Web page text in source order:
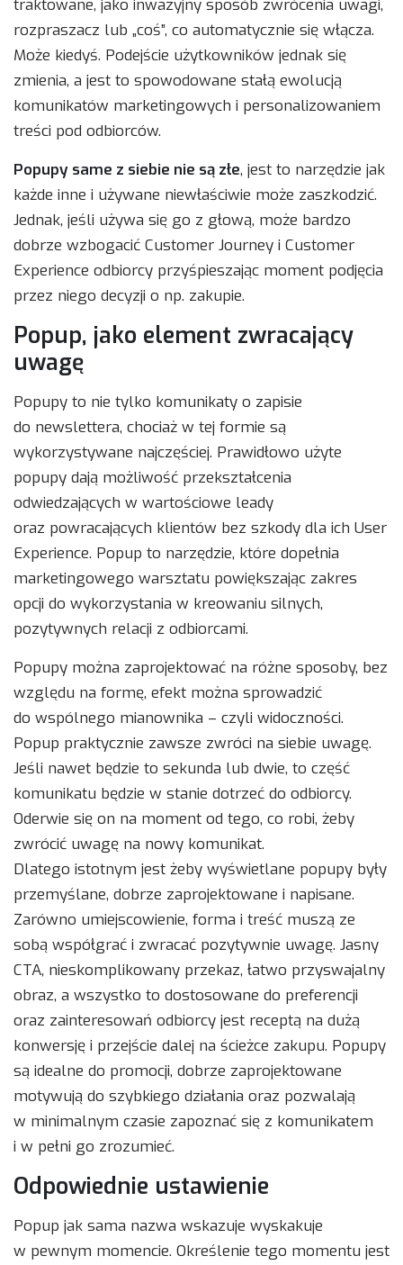
traktowane, jako inwazyjny sposób zwrócenia uwagi,
rozpraszacz lub „coś”, co automatycznie się włącza.
Może kiedyś. Podejście użytkowników jednak się
zmienia, a jest to spowodowane stałą ewolucją
komunikatów marketingowych i personalizowaniem
treści pod odbiorców.
Popupy same z siebie nie są złe, jest to narzędzie jak
każde inne i używane niewłaściwie może zaszkodzić.
Jednak, jeśli używa się go z głową, może bardzo
dobrze wzbogacić Customer Journey i Customer
Experience odbiorcy przyśpieszając moment podjęcia
przez niego decyzji o np. zakupie.
Popup, jako element zwracający
uwagę
Popupy to nie tylko komunikaty o zapisie
do newslettera, chociaż w tej formie są
wykorzystywane najczęściej. Prawidłowo użyte
popupy dają możliwość przekształcenia
odwiedzających w wartościowe leady
oraz powracających klientów bez szkody dla ich User
Experience. Popup to narzędzie, które dopełnia
marketingowego warsztatu powiększając zakres
opcji do wykorzystania w kreowaniu silnych,
pozytywnych relacji z odbiorcami.
Popupy można zaprojektować na różne sposoby, bez
względu na formę, efekt można sprowadzić
do wspólnego mianownika – czyli widoczności.
Popup praktycznie zawsze zwróci na siebie uwagę.
Jeśli nawet będzie to sekunda lub dwie, to część
komunikatu będzie w stanie dotrzeć do odbiorcy.
Oderwie się on na moment od tego, co robi, żeby
zwrócić uwagę na nowy komunikat.
Dlatego istotnym jest żeby wyświetlane popupy były
przemyślane, dobrze zaprojektowane i napisane.
Zarówno umiejscowienie, forma i treść muszą ze
sobą współgrać i zwracać pozytywnie uwagę. Jasny
CTA, nieskomplikowany przekaz, łatwo przyswajalny
obraz, a wszystko to dostosowane do preferencji
oraz zainteresowań odbiorcy jest receptą na dużą
konwersję i przejście dalej na ścieżce zakupu. Popupy
są idealne do promocji, dobrze zaprojektowane
motywują do szybkiego działania oraz pozwalają
w minimalnym czasie zapoznać się z komunikatem
i w pełni go zrozumieć.
Odpowiednie ustawienie
Popup jak sama nazwa wskazuje wyskakuje
w pewnym momencie. Określenie tego momentu jest